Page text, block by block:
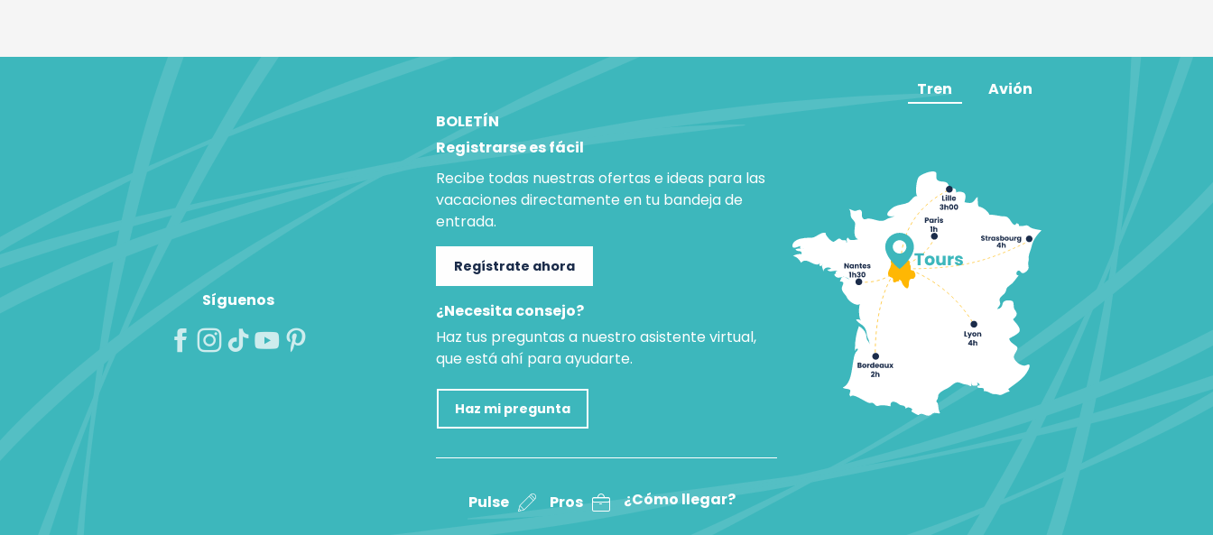
Síguenos
BOLETÍN
Registrarse es fácil
Recibe todas nuestras ofertas e ideas para las
vacaciones directamente en tu bandeja de
entrada.
Regístrate ahora
¿Necesita consejo?
Haz tus preguntas a nuestro asistente virtual,
que está ahí para ayudarte.
Haz mi pregunta
Pulse Pros ¿Cómo llegar?
Tren Avión